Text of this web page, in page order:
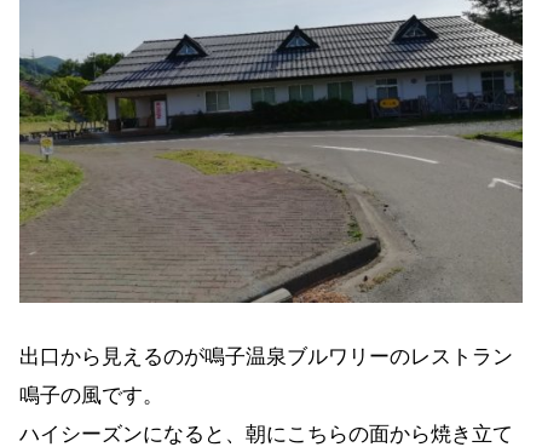
出口から見えるのが鳴子温泉ブルワリーのレストラン
鳴子の風です。
ハイシーズンになると、朝にこちらの面から焼き立て